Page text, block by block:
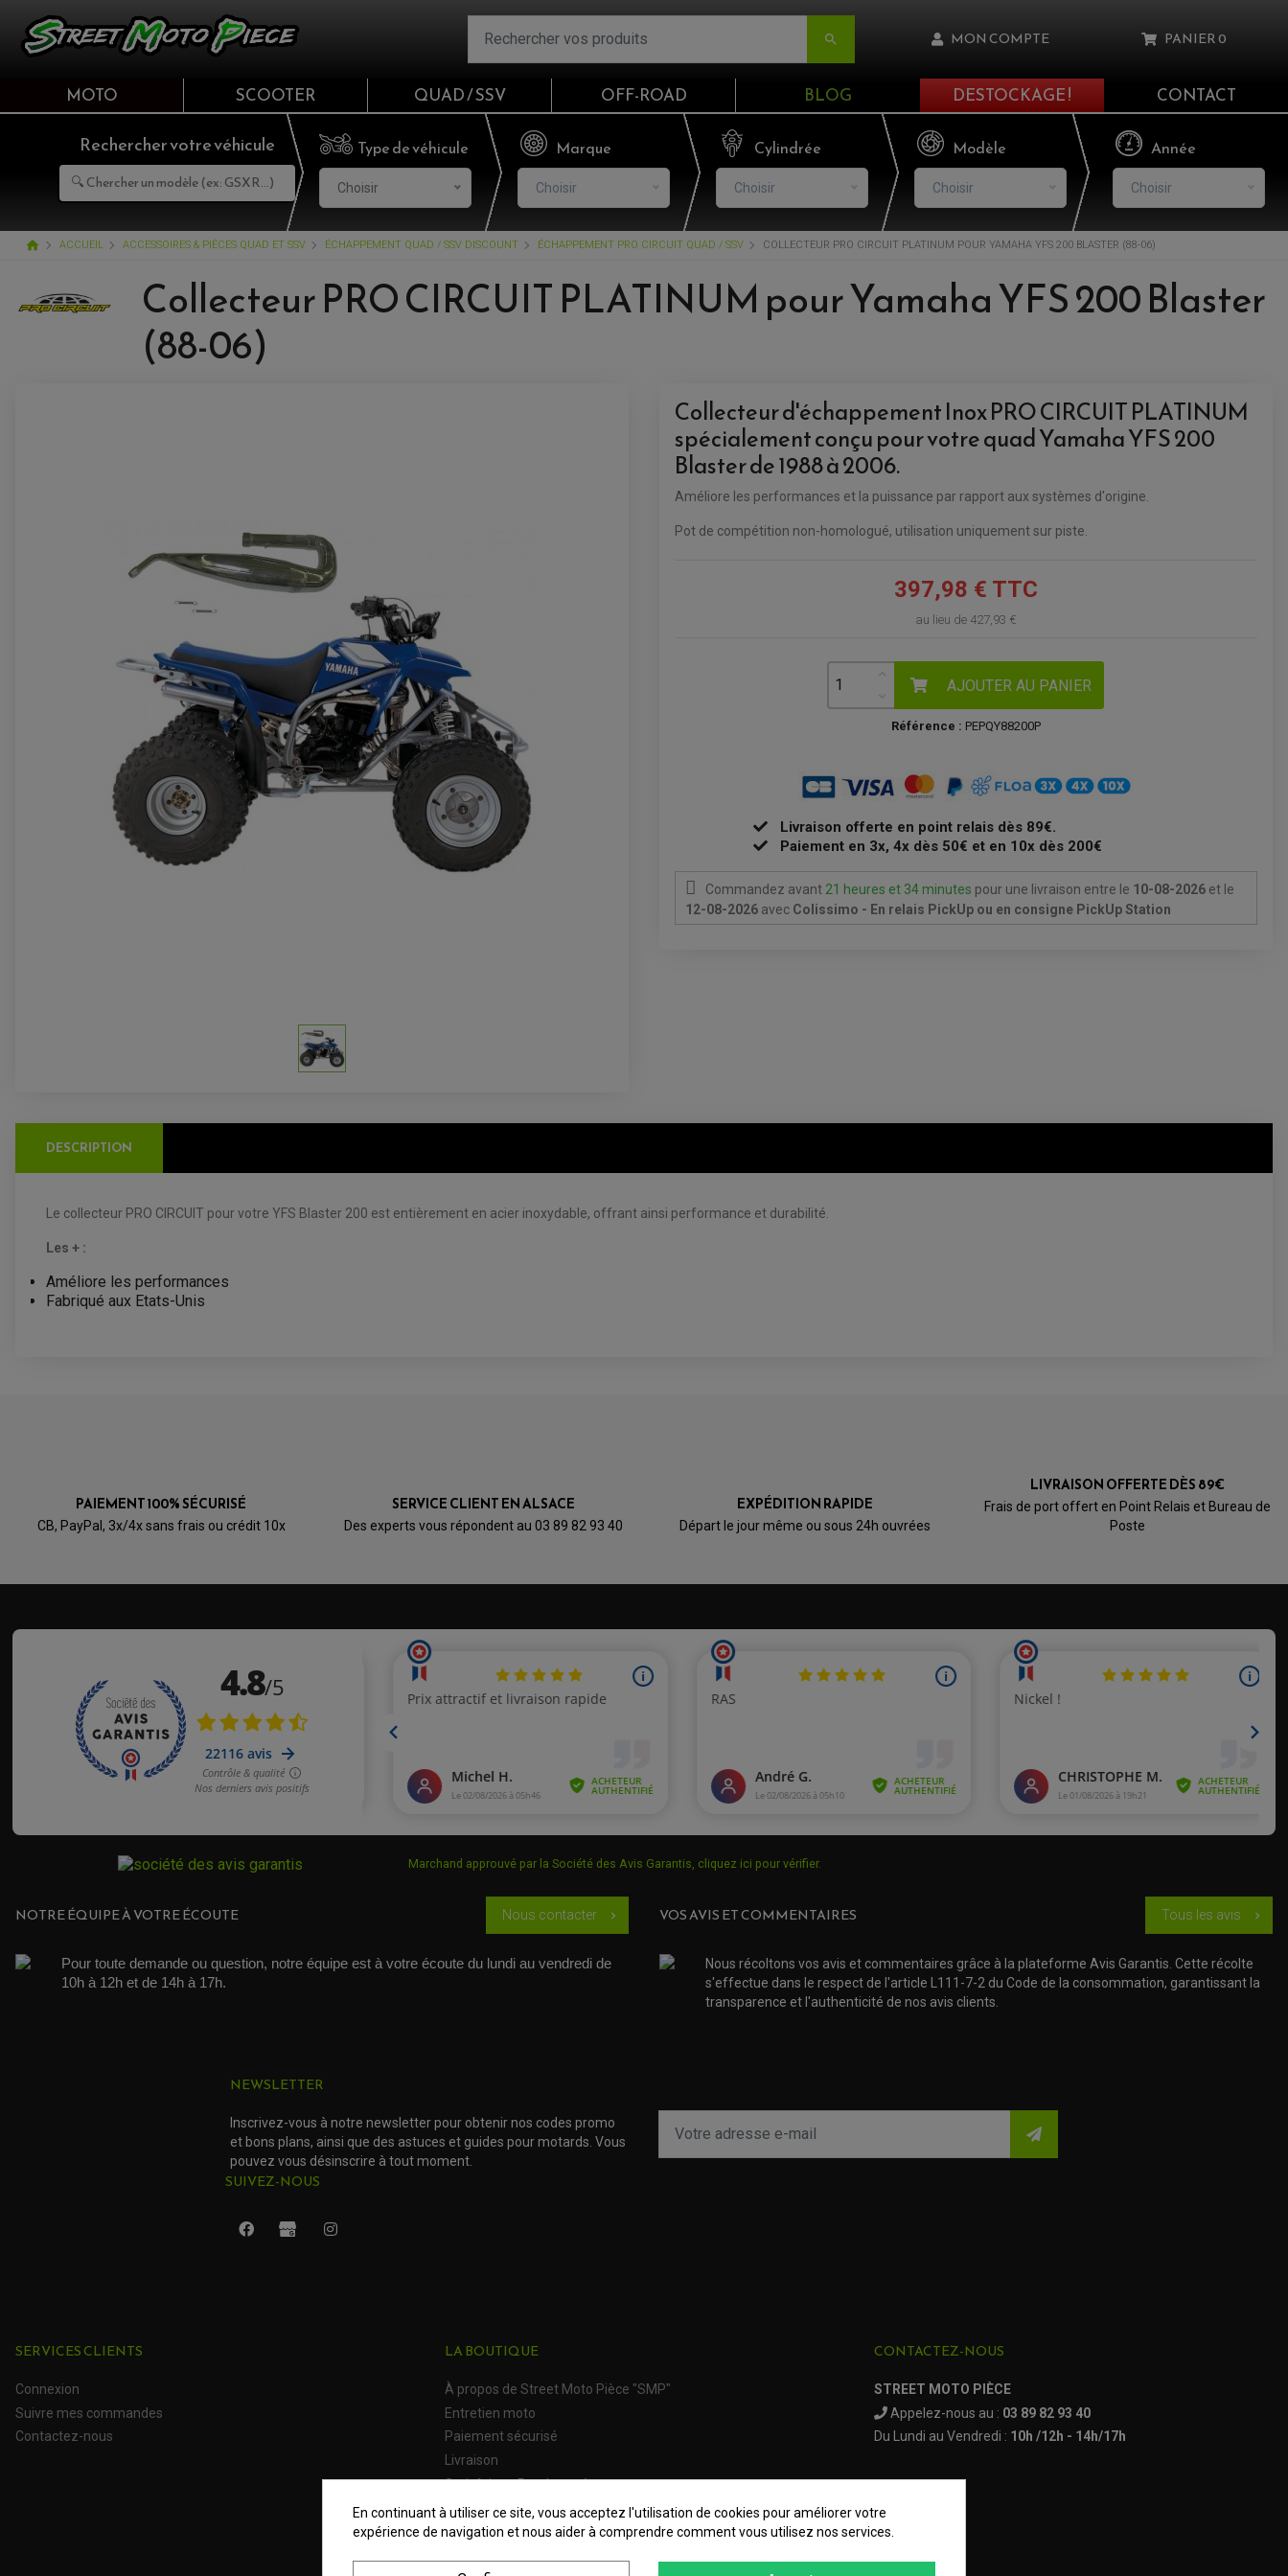
 MON COMPTE
Email
Mot de passe
CONNEXION
PANIER0
Il n'y a aucun produit dans votre panier
MOTO SCOOTER QUAD / SSV OFF-ROAD BLOG DESTOCKAGE ! CONTACT
Rechercher votre véhicule Type de véhicule
Choisir
Marque
Choisir
Cylindrée
Choisir
Modèle
Choisir
Année
Choisir
home ACCUEIL ACCESSOIRES & PIÈCES QUAD ET SSV ÉCHAPPEMENT QUAD / SSV DISCOUNT ÉCHAPPEMENT PRO CIRCUIT QUAD / SSV COLLECTEUR PRO CIRCUIT PLATINUM POUR YAMAHA YFS 200 BLASTER (88-06)
Collecteur PRO CIRCUIT PLATINUM pour Yamaha YFS 200 Blaster
(88-06)
Collecteur d'échappement Inox PRO CIRCUIT PLATINUM
spécialement conçu pour votre quad Yamaha YFS 200
Blaster de 1988 à 2006.
Améliore les performances et la puissance par rapport aux systèmes d'origine.
Pot de compétition non-homologué, utilisation uniquement sur piste.
397,98 € TTC
au lieu de 427,93 €
AJOUTER AU PANIER
Référence : PEPQY88200P
Livraison offerte en point relais dès 89€.
Paiement en 3x, 4x dès 50€ et en 10x dès 200€
Commandez avant 21 heures et 34 minutes pour une livraison entre le 10-08-2026 et le
12-08-2026 avec Colissimo - En relais PickUp ou en consigne PickUp Station
DESCRIPTION
Le collecteur PRO CIRCUIT pour votre YFS Blaster 200 est entièrement en acier inoxydable, offrant ainsi performance et durabilité.
Les + :
Améliore les performances
Fabriqué aux Etats-Unis
PAIEMENT 100% SÉCURISÉ
CB, PayPal, 3x/4x sans frais ou crédit 10x
SERVICE CLIENT EN ALSACE
Des experts vous répondent au 03 89 82 93 40
EXPÉDITION RAPIDE
Départ le jour même ou sous 24h ouvrées
LIVRAISON OFFERTE DÈS 89€
Frais de port offert en Point Relais et Bureau de
Poste
Marchand approuvé par la Société des Avis Garantis, cliquez ici pour vérifier.
NOTRE ÉQUIPE À VOTRE ÉCOUTE Nous contacter chevron_right
Pour toute demande ou question, notre équipe est à votre écoute du lundi au vendredi de
10h à 12h et de 14h à 17h.
VOS AVIS ET COMMENTAIRES Tous les avis chevron_right
Nous récoltons vos avis et commentaires grâce à la plateforme Avis Garantis. Cette récolte
s'effectue dans le respect de l'article L111-7-2 du Code de la consommation, garantissant la
transparence et l'authenticité de nos avis clients.
NEWSLETTER
Inscrivez-vous à notre newsletter pour obtenir nos codes promo
et bons plans, ainsi que des astuces et guides pour motards. Vous
pouvez vous désinscrire à tout moment.
SUIVEZ-NOUS
SERVICES CLIENTS
Connexion
Suivre mes commandes
Contactez-nous
LA BOUTIQUE
À propos de Street Moto Pièce "SMP"
Entretien moto
Paiement sécurisé
Livraison
Satisfait ou Remboursé
CONTACTEZ-NOUS
STREET MOTO PIÈCE
Appelez-nous au : 03 89 82 93 40
Du Lundi au Vendredi : 10h /12h - 14h/17h
En continuant à utiliser ce site, vous acceptez l'utilisation de cookies pour améliorer votre
expérience de navigation et nous aider à comprendre comment vous utilisez nos services.